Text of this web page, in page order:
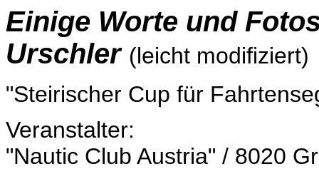
Einige Worte und
Urschler (leicht modifiziert)
"Steirischer Cup für
Veranstalter:
"Nautic Club Austria" / 8020